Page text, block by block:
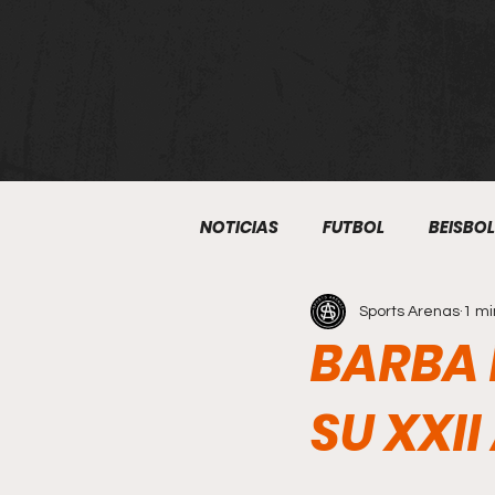
NOTICIAS FUTBOL BEISBOL
ATLETISMO BOXEO
BARBA
SU
Sports Arenas 1